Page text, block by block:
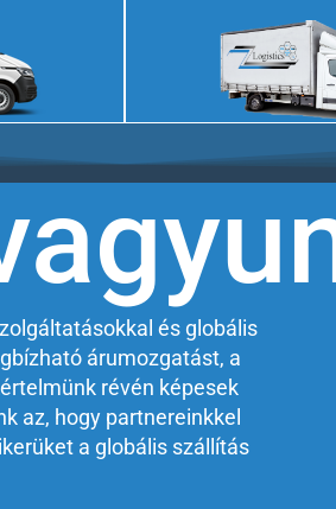
és globális
árumozgatást, a
révén képesek
az, hogy partnereinkkel
a globális szállítás